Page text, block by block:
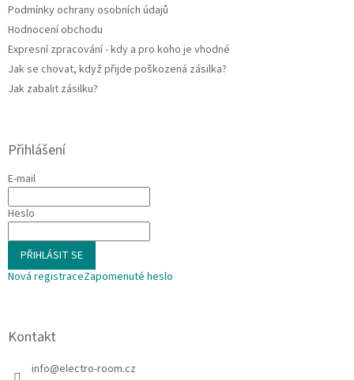
Podmínky ochrany osobních údajů
Hodnocení obchodu
Expresní zpracování - kdy a pro koho je vhodné
Jak se chovat, když přijde poškozená zásilka?
Jak zabalit zásilku?
Přihlášení
E-mail
Heslo
PŘIHLÁSIT SE
Nová registraceZapomenuté heslo
Kontakt
info@electro-room.cz